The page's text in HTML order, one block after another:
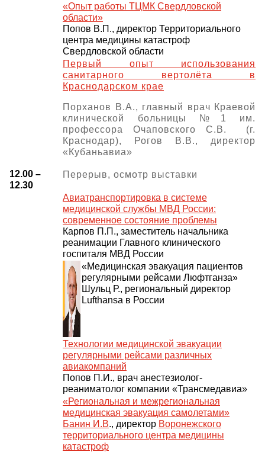
«Опыт работы ТЦМК Свердловской
области»
Попов В.П., директор Территориального
центра медицины катастроф
Свердловской области
Первый опыт использования
санитарного вертолёта в
Краснодарском крае
Порханов В.А., главный врач Краевой
клинической больницы №1 им.
профессора Очаповского С.В. (г.
Краснодар), Рогов В.В., директор
«Кубаньавиа»
12.00 –
12.30
Перерыв, осмотр выставки
Авиатранспортировка в системе
медицинской службы МВД России:
современное состояние проблемы
Карпов П.П., заместитель начальника
реанимации Главного клинического
госпиталя МВД России
«Медицинская эвакуация пациентов
регулярными рейсами Люфтганза»
Шульц Р., региональный директор
Lufthansa в России
Технологии медицинской эвакуации
регулярными рейсами различных
авиакомпаний
Попов П.И., врач анестезиолог-
реаниматолог компании «Трансмедавиа»
«Региональная и межрегиональная
медицинская эвакуация самолетами»
Банин И.В., директор Воронежского
территориального центра медицины
катастроф